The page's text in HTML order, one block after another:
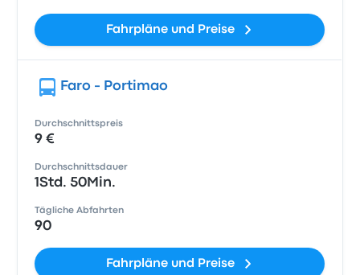
Fahrpläne und Preise
Faro - Portimao
Durchschnittspreis
9 €
Durchschnittsdauer
1Std. 50Min.
Tägliche Abfahrten
90
Fahrpläne und Preise